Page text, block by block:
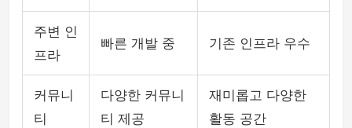
주변 인
프라
빠른 개발 중 기존 인프라 우수
커뮤니
티
다양한 커뮤니
티 제공
재미롭고 다양한
활동 공간